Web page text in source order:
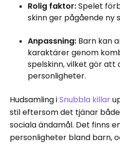
Rolig faktor:Spelet
skinn ger pågående ny
Anpassning: Barn kan
karaktärer genom
spelskinn, vilket gör att
personligheter.
Hudsamling iSnubbla killar
stil eftersom det tjänar
sociala ändamål. Det finns
personligheter bland barn,